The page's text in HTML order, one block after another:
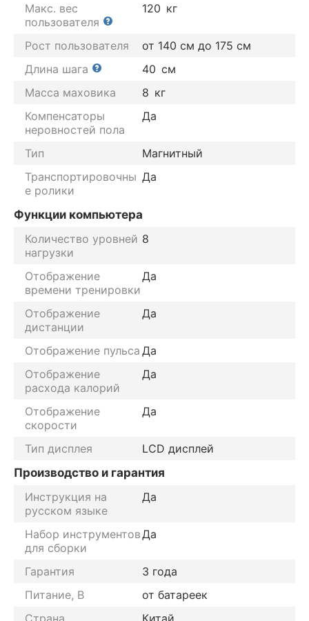
Макс. вес
пользователя
120 кг
Рост пользователя
от 140 см до 175 см
Длина шага
40 см
Масса маховика
8 кг
Компенсаторы
неровностей пола
Да
Тип
Магнитный
Транспортировочны
е ролики
Да
Функции компьютера
Количество уровней
нагрузки
8
Отображение
времени тренировки
Да
Отображение
дистанции
Да
Отображение пульса Да
Отображение
расхода калорий
Да
Отображение
скорости
Да
Тип дисплея
LCD дисплей
Производство и гарантия
Инструкция на
русском языке
Да
Набор инструментов
для сборки
Да
Гарантия
3 года
Питание, В
от батареек
Страна
Китай